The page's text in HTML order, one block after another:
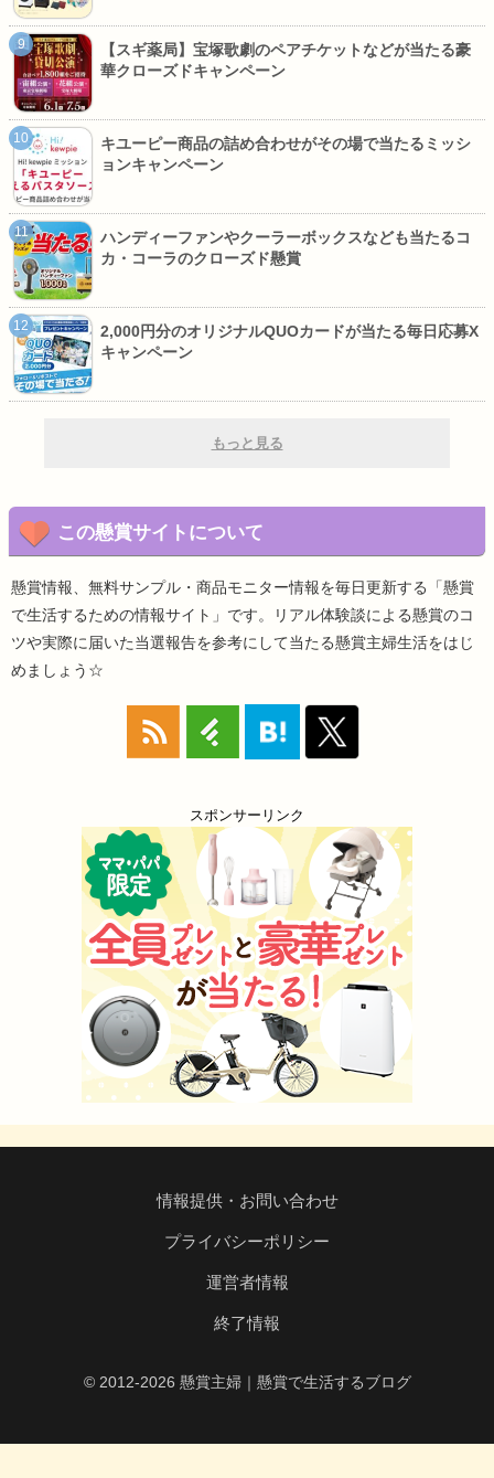
【スギ薬局】宝塚歌劇のペアチケットなどが当たる豪
華クローズドキャンペーン
キユーピー商品の詰め合わせがその場で当たるミッシ
ョンキャンペーン
ハンディーファンやクーラーボックスなども当たるコ
カ・コーラのクローズド懸賞
2,000円分のオリジナルQUOカードが当たる毎日応募X
キャンペーン
もっと見る
この懸賞サイトについて
懸賞情報、無料サンプル・商品モニター情報を毎日更新する「懸賞
で生活するための情報サイト」です。リアル体験談による懸賞のコ
ツや実際に届いた当選報告を参考にして当たる懸賞主婦生活をはじ
めましょう☆
スポンサーリンク
情報提供・お問い合わせ
プライバシーポリシー
運営者情報
終了情報
© 2012-2026 懸賞主婦｜懸賞で生活するブログ